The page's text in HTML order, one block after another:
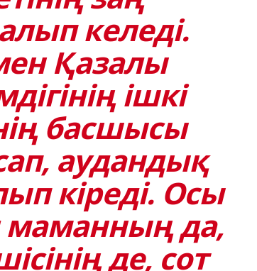
келеді.
Қазалы
ішкі
басшысы
аудандық
кіреді. Осы
маманның да,
де, сот